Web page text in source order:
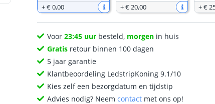
+€ 0,00
+€ 20,00
+€
Voor23:45 uur besteld, morgen in huis
Gratis retour binnen 100 dagen
5 jaar garantie
Klantbeoordeling LedstripKoning 9.1/10
Kies zelf een bezorgdatum en tijdstip
Advies nodig? Neemcontact met ons op!